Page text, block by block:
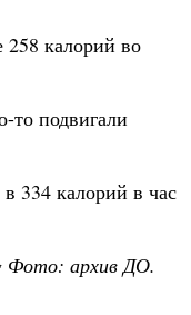
калорий во
то подвигали
334 калорий в час
Фото: архив ДО.